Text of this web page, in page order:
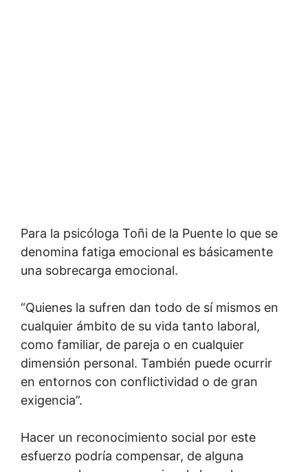
Para la psicóloga Toñi de la Puente lo que se
denomina fatiga emocional es básicamente
una sobrecarga emocional.
“Quienes la sufren dan todo de sí mismos en
cualquier ámbito de su vida tanto laboral,
como familiar, de pareja o en cualquier
dimensión personal. También puede ocurrir
en entornos con conflictividad o de gran
exigencia”.
Hacer un reconocimiento social por este
esfuerzo podría compensar, de alguna